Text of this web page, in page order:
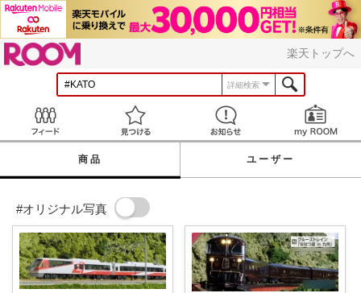
楽天トップへ
詳細検索
見つける お知らせ
商品 ユーザー
#オリジナル写真